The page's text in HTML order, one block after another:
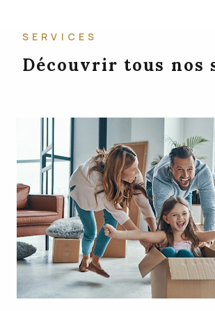
SERVICES
Découvrir tous nos